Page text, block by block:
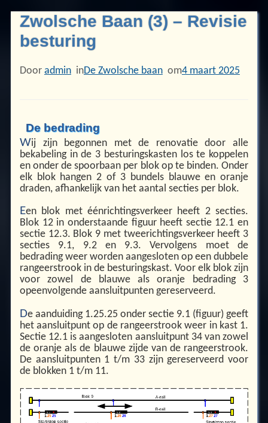
Zwolsche Baan (3) – Revisie
besturing
Door admin inDe Zwolsche baan om4 maart 2025
De bedrading
Wij zijn begonnen met de renovatie door alle
bekabeling in de 3 besturingskasten los te koppelen
en onder de spoorbaan per blok op te binden. Onder
elk blok hangen 2 of 3 bundels blauwe en oranje
draden, afhankelijk van het aantal secties per blok.
Een blok met éénrichtingsverkeer heeft 2 secties.
Blok 12 in onderstaande figuur heeft sectie 12.1 en
sectie 12.3. Blok 9 met tweerichtingsverkeer heeft 3
secties 9.1, 9.2 en 9.3. Vervolgens moet de
bedrading weer worden aangesloten op een dubbele
rangeerstrook in de besturingskast. Voor elk blok zijn
voor zowel de blauwe als oranje bedrading 3
opeenvolgende aansluitpunten gereserveerd.
De aanduiding 1.25.25 onder sectie 9.1 (figuur) geeft
het aansluitpunt op de rangeerstrook weer in kast 1.
Sectie 12.1 is aangesloten aansluitpunt 34 van zowel
de oranje als de blauwe zijde van de rangeerstrook.
De aansluitpunten 1 t/m 33 zijn gereserveerd voor
de blokken 1 t/m 11.